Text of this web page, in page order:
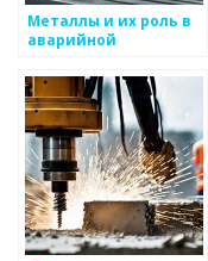
Металлы и их роль в
аварийной